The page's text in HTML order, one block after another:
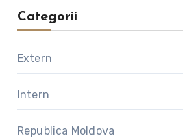
Categorii
Extern
Intern
Republica Moldova